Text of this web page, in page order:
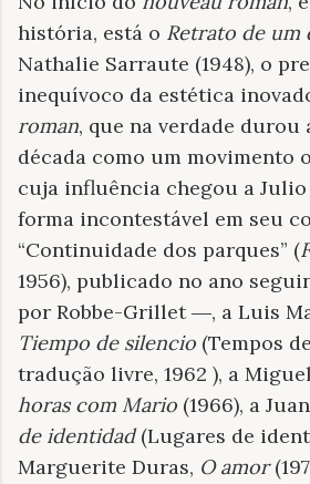
história, está o Retrato de um
Nathalie Sarraute (1948), o
inequívoco da estética
roman, que na verdade durou
década como um movimento
cuja influência chegou a
forma incontestável em seu
“Continuidade dos parques” (
1956), publicado no ano
por Robbe-Grillet ―, a Luis
Tiempo de silencio (Tempos
tradução livre, 1962 ), a
horas com Mario (1966), a
de identidad(Lugares de
Marguerite Duras, O amor